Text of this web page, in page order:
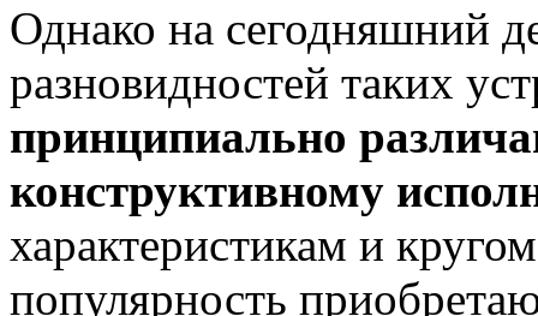
Однако на сегодняшний
разновидностей таких
принципиально
конструктивному
характеристикам и
популярность